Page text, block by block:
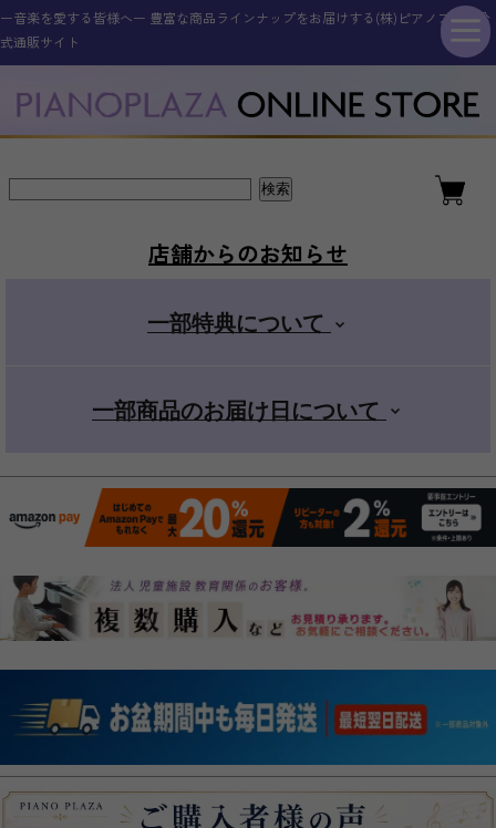
ー音楽を愛する皆様へー 豊富な商品ラインナップをお届けする(株)ピアノプラザ公
式通販サイト
YAMAHA ヤマハ
Roland ローランド
CASIO カシオ
KORG コルグ
Roland ローランド
新品アップライトピアノ
ELEDORA エレドラ
Roland ローランド
Pearl パール
ドラムアクセサリー
ギター・ベース
アコースティックギター
金管楽器
弦楽器
電子管楽器
電子楽器
マイク
スタンダード
+スマホ
カンタン
ピアノ用
その他取扱商品
店舗からのお知らせ
一部特典について
一部商品のお届け日について